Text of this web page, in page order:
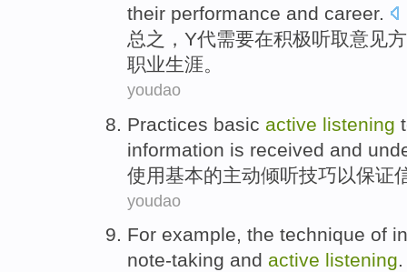
their performance and career.
总之 ， Y代需要在积极听取意见
职业生涯。
youdao
Practices basic active listening
information is received and
使用基本的主动倾听技巧 以保证
youdao
For example, the technique of
note-taking and active listening.